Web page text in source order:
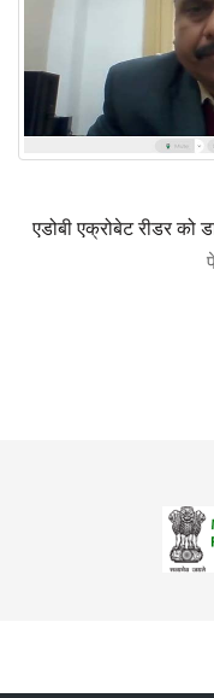
एडोबी एक्रोबेट रीडर को